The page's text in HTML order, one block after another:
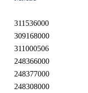
311536000
309168000
311000506
248366000
248377000
248308000